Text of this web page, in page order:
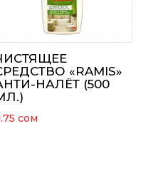
«RAMIS»
НАЛЁТ (500
сом